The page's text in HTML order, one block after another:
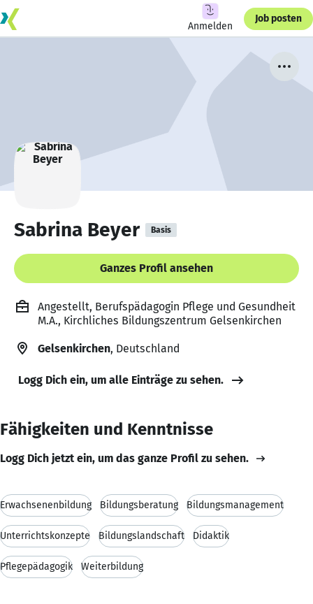
Anmelden
Job posten
Sabrina Beyer Basis
Ganzes Profil ansehen
Angestellt, Berufspädagogin Pflege und Gesundheit
M.A., Kirchliches Bildungszentrum Gelsenkirchen
Gelsenkirchen, Deutschland
Logg Dich ein, um alle Einträge zu sehen.
Fähigkeiten und Kenntnisse
Logg Dich jetzt ein, um das ganze Profil zu sehen.
Erwachsenenbildung Bildungsberatung Bildungsmanagement
Unterrichtskonzepte Bildungslandschaft Didaktik
Pflegepädagogik Weiterbildung